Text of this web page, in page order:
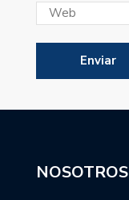
NOSOTROS